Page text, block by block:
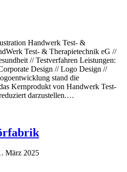
Handwerk Test- &
Test- & Therapietechnik eG //
// Testverfahren Leistungen:
Design // Logo Design //
stand die
Kernprodukt von Handwerk Test-
darzustellen.…
März 2025